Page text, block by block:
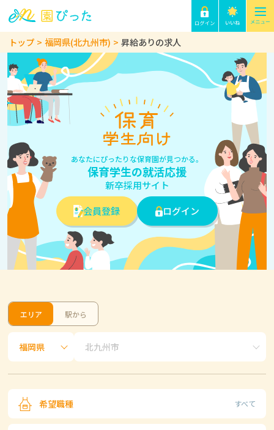
トップ 福岡県(北九州市) 昇給ありの求人
あなたにぴったりな保育園が見つかる。
保育学生の就活応援
新卒採用サイト
会員登録
ログイン
エリア 駅から
希望職種 すべて